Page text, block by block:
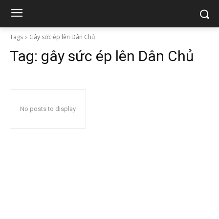
Tags Gây sức ép lên Dân Chủ
Tag: gây sức ép lên Dân Chủ
No posts to display